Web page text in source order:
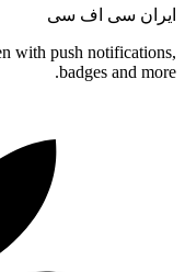
ایران سی اف سی
with push notifications,
badges and more.